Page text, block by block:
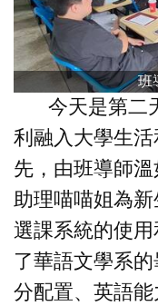
班
今天是第二
利融入大學生
先，由班導師
助理喵喵姐為
選課系統的使
了華語文學系
分配置、英語